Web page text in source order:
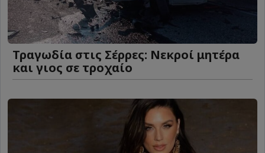
Τραγωδία στις Σέρρες: Νεκροί μητέρα
και γιος σε τροχαίο